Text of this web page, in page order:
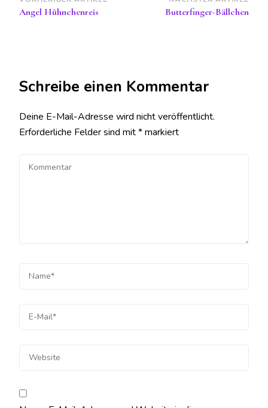
Angel Hühnchenreis Butterfinger-Bällchen
Schreibe einen Kommentar
Deine E-Mail-Adresse wird nicht veröffentlicht.
Erforderliche Felder sind mit*markiert